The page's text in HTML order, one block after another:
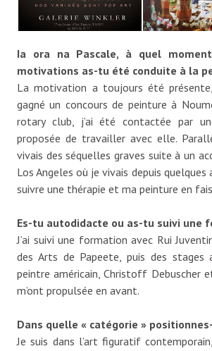
Ia ora na Pascale, à quel
motivations as-tu été conduite à la
La motivation a toujours été
gagné un concours de peinture à
rotary club, j’ai été contactée par
proposée de travailler avec elle.
vivais des séquelles graves suite à un
Los Angeles où je vivais depuis quelques
suivre une thérapie et ma peinture en
Es-tu autodidacte ou as-tu suivi une
J’ai suivi une formation avec Rui
des Arts de Papeete, puis des stages
peintre américain, Christoff Debuscher
m’ont propulsée en avant.
Dans quelle « catégorie »
Je suis dans l’art figuratif